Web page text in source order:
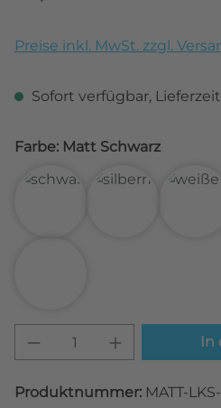
Preise inkl. MwSt. zzgl.
Sofort verfügbar,
Farbe: Matt Schwarz
Produkt Anzahl:
Produktnummer: MATT-